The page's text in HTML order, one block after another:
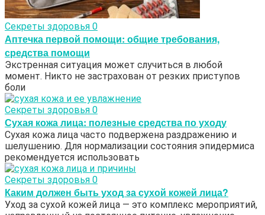
Секреты здоровья 0
Аптечка первой помощи: общие требования,
средства помощи
Экстренная ситуация может случиться в любой
момент. Никто не застрахован от резких приступов
боли
Секреты здоровья 0
Сухая кожа лица: полезные средства по уходу
Сухая кожа лица часто подвержена раздражению и
шелушению. Для нормализации состояния эпидермиса
рекомендуется использовать
Секреты здоровья 0
Каким должен быть уход за сухой кожей лица?
Уход за сухой кожей лица — это комплекс мероприятий,